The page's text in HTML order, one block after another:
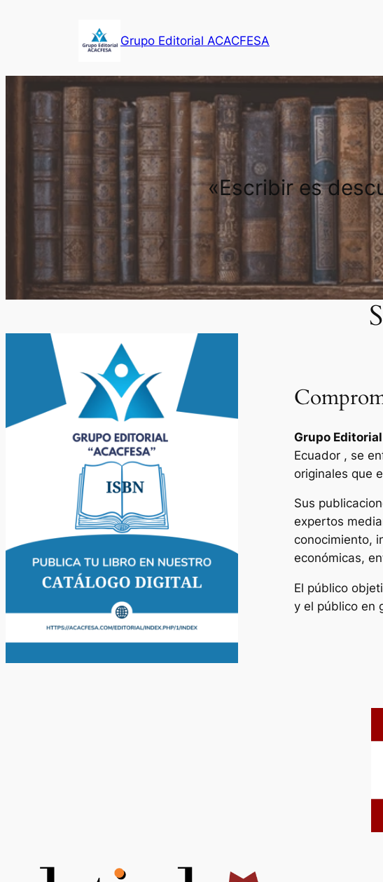
Grupo Editorial ACACFESA
«Escribir es
Grupo
Ecuador , se
originales que
Sus
expertos
conocimiento,
económicas,
El público
y el público en